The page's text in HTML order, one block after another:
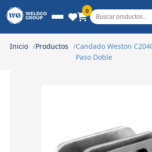
Weldco Group.
0
Inicio Productos
Candado Weston
Paso Doble